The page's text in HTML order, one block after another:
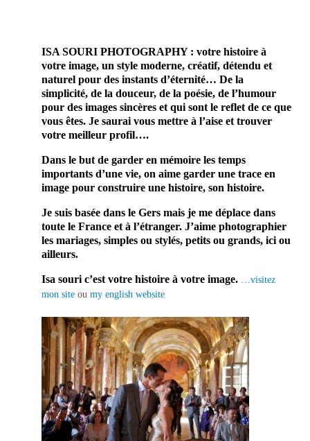
ISA SOURI PHOTOGRAPHY : votre histoire à
votre image, un style moderne, créatif, détendu et
naturel pour des instants d’éternité… De la
simplicité, de la douceur, de la poésie, de l’humour
pour des images sincères et qui sont le reflet de ce que
vous êtes. Je saurai vous mettre à l’aise et trouver
votre meilleur profil….
Dans le but de garder en mémoire les temps
importants d’une vie, on aime garder une trace en
image pour construire une histoire, son histoire.
Je suis basée dans le Gers mais je me déplace dans
toute le France et à l’étranger. J’aime photographier
les mariages, simples ou stylés, petits ou grands, ici ou
ailleurs.
Isa souri c’est votre histoire à votre image. …visitez
mon site ou my english website